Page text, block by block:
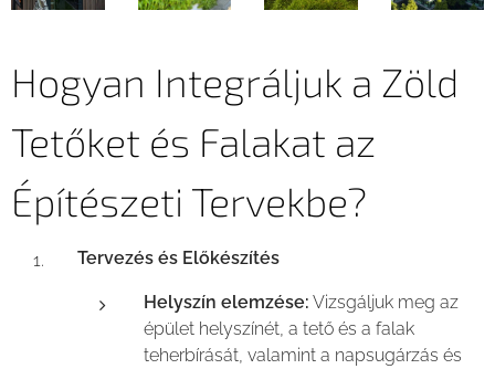
Hogyan Integráljuk a Zöld
Tetőket és Falakat az
Építészeti Tervekbe?
Tervezés és Előkészítés
Helyszín elemzése: Vizsgáljuk meg az
épület helyszínét, a tető és a falak
teherbírását, valamint a napsugárzás és